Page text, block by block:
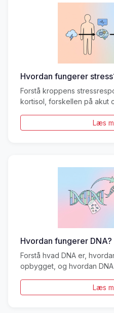
Hvordan fungerer
Forstå kroppens
kortisol, forskellen på akut
Læs
Hvordan fungerer DNA?
Forstå hvad DNA er,
opbygget, og hvordan
Læs